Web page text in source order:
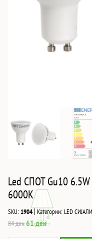
Led СПОТ Gu10
6000K
SKU:1904|Категории:LED
84денOriginal
61денCurrent